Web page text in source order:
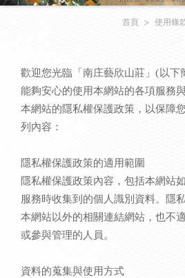
首頁 使用條
歡迎您光臨「南庄藝欣山莊」(以下
能夠安心的使用本網站的各項服務
本網站的隱私權保護政策，以保障
列內容：
隱私權保護政策的適用範圍
隱私權保護政策內容，包括本網站
服務時收集到的個人識別資料。隱
本網站以外的相關連結網站，也不
或參與管理的人員。
資料的蒐集與使用方式